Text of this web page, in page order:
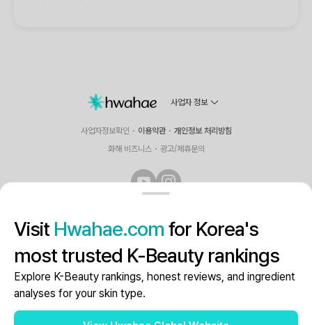
사업자 정보
사업자정보확인 이용약관
개인정보 처리방침
화해 비즈니스
광고/제휴문의
매의 당사자가 아니며 제공 정보의 오류로 인해 발생하는 모든 손해 및 상품의 주문, 배송 및
환불 등과 관련한 의무와 책임은 각 판매자에게 있습니다.
© Hwahae Global Inc. All Rights Reserved.
Visit Hwahae.com for Korea's
most trusted K-Beauty rankings
Explore K-Beauty rankings, honest reviews, and ingredient
analyses for your skin type.